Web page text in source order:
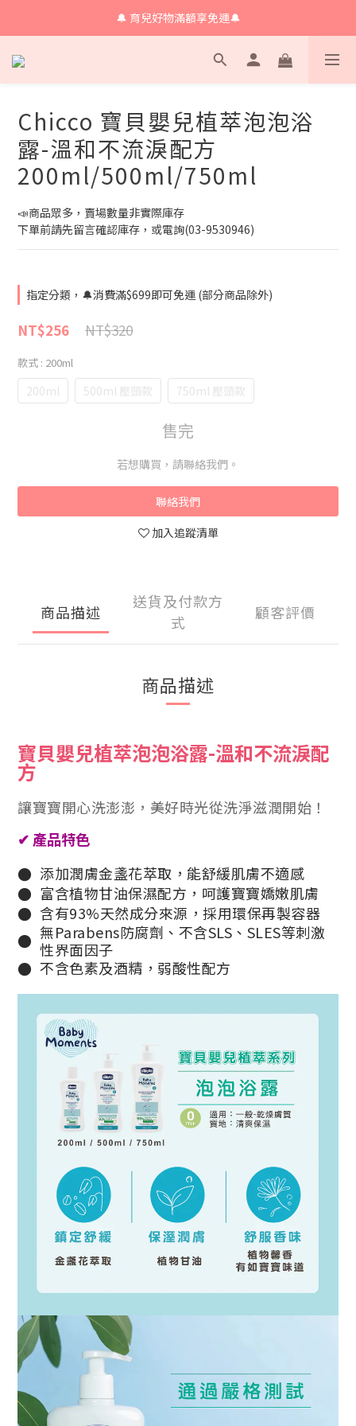
🔔 育兒好物滿額享免運🔔
🔔 育兒好物滿額享免運🔔
🔔會員限定！購物金立即領+消費再回饋 💰
Chicco 寶貝嬰兒植萃泡泡浴
露-溫和不流淚配方
200ml/500ml/750ml
📣商品眾多，賣場數量非實際庫存
下單前請先留言確認庫存，或電詢(03-9530946)
指定分類，🔔消費滿$699即可免運 (部分商品除外)
NT$320
NT$256
款式 : 200ml
200ml 500ml 壓頭款 750ml 壓頭款
售完
若想購買，請聯絡我們。
聯絡我們
加入追蹤清單
商品描述
送貨及付款方
式
顧客評價
商品描述
寶貝嬰兒植萃泡泡浴露-溫和不流淚配
方
讓寶寶開心洗澎澎，美好時光從洗淨滋潤開始！
✔ 產品特色
● 添加潤膚金盞花萃取，能舒緩肌膚不適感
● 富含植物甘油保濕配方，呵護寶寶嬌嫩肌膚
● 含有93%天然成分來源，採用環保再製容器
● 無Parabens防腐劑、不含SLS、SLES等刺激
性界面因子
● 不含色素及酒精，弱酸性配方